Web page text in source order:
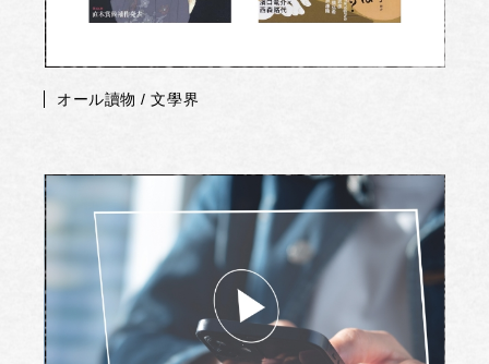
オール讀物 / 文學界